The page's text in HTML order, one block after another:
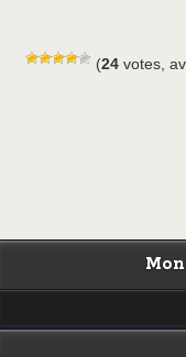
(24 votes,